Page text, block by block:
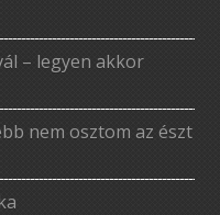
– legyen akkor
nem osztom az észt